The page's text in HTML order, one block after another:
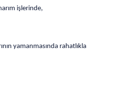
işlerinde,
yamanmasında rahatlıkla